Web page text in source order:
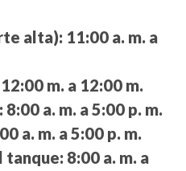
alta): 11:00 a. m. a
12:00 m. a 12:00 m.
8:00 a. m. a 5:00 p. m.
a. m. a 5:00 p. m.
tanque: 8:00 a. m. a